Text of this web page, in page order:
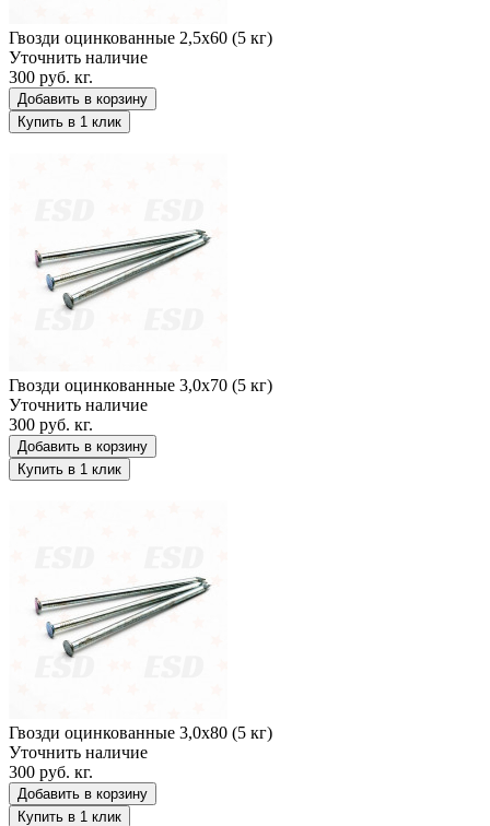
Гвозди оцинкованные 2,5х60 (5 кг)
Уточнить наличие
300 руб. кг.
Добавить в корзину
Купить в 1 клик
Гвозди оцинкованные 3,0х70 (5 кг)
Уточнить наличие
300 руб. кг.
Добавить в корзину
Купить в 1 клик
Гвозди оцинкованные 3,0х80 (5 кг)
Уточнить наличие
300 руб. кг.
Добавить в корзину
Купить в 1 клик